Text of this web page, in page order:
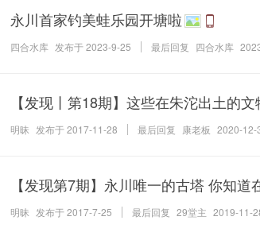
永川首家钓美蛙乐园开塘啦
四合水库 发布于2023-9-25 最后回复 四合水库
【发现丨第18期】这些在朱沱出土的
明昧 发布于2017-11-28 最后回复 康老板 2020-12-
【发现第7期】永川唯一的古塔 你知道
明昧 发布于2017-7-25 最后回复 29堂主 2019-11-